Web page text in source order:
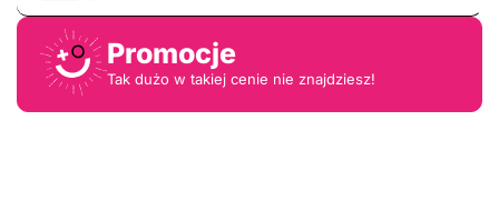
Promocje
Tak dużo w takiej cenie nie znajdziesz!